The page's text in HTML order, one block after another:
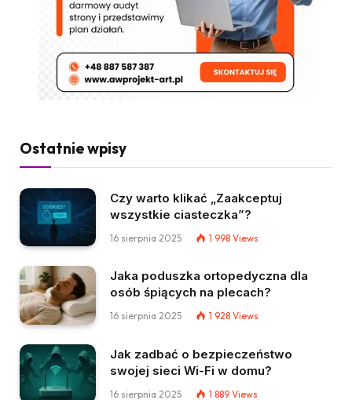
Ostatnie wpisy
Czy warto klikać „Zaakceptuj
wszystkie ciasteczka”?
16 sierpnia 2025 1 998 Views
Jaka poduszka ortopedyczna dla
osób śpiących na plecach?
16 sierpnia 2025 1 928 Views
Jak zadbać o bezpieczeństwo
swojej sieci Wi-Fi w domu?
16 sierpnia 2025 1 889 Views